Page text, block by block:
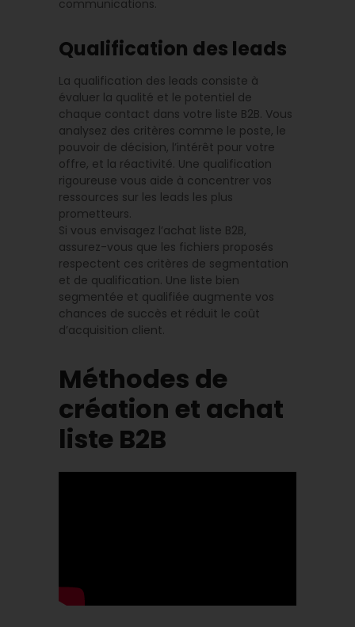
communications.
Qualification des leads
La qualification des leads consiste à
évaluer la qualité et le potentiel de
chaque contact dans votre liste B2B. Vous
analysez des critères comme le poste, le
pouvoir de décision, l’intérêt pour votre
offre, et la réactivité. Une qualification
rigoureuse vous aide à concentrer vos
ressources sur les leads les plus
prometteurs.
Si vous envisagez l’achat liste B2B,
assurez-vous que les fichiers proposés
respectent ces critères de segmentation
et de qualification. Une liste bien
segmentée et qualifiée augmente vos
chances de succès et réduit le coût
d’acquisition client.
Méthodes de
création et achat
liste B2B